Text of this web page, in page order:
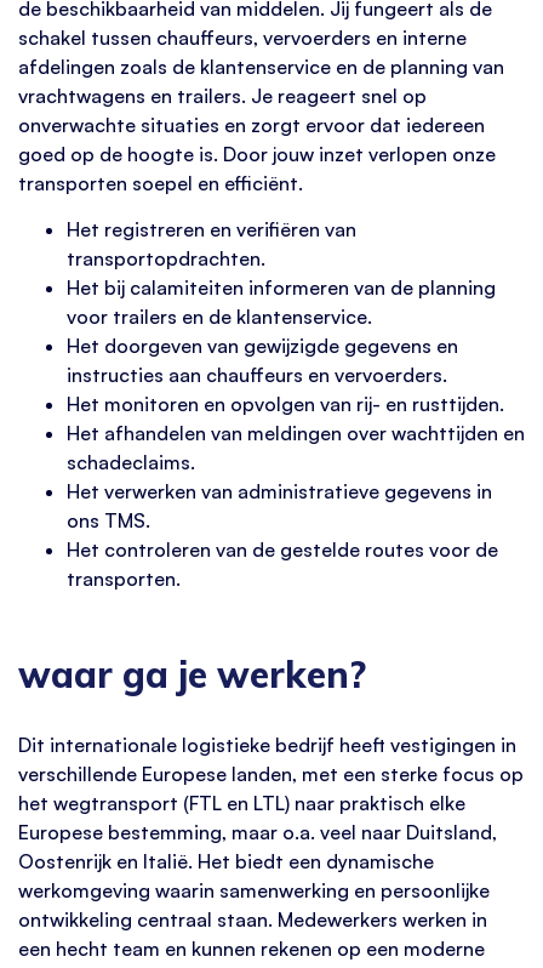
de beschikbaarheid van middelen. Jij fungeert als de
schakel tussen chauffeurs, vervoerders en interne
afdelingen zoals de klantenservice en de planning van
vrachtwagens en trailers. Je reageert snel op
onverwachte situaties en zorgt ervoor dat iedereen
goed op de hoogte is. Door jouw inzet verlopen onze
transporten soepel en efficiënt.
Het registreren en verifiëren van
transportopdrachten.
Het bij calamiteiten informeren van de planning
voor trailers en de klantenservice.
Het doorgeven van gewijzigde gegevens en
instructies aan chauffeurs en vervoerders.
Het monitoren en opvolgen van rij- en rusttijden.
Het afhandelen van meldingen over wachttijden en
schadeclaims.
Het verwerken van administratieve gegevens in
ons TMS.
Het controleren van de gestelde routes voor de
transporten.
waar ga je werken?
Dit internationale logistieke bedrijf heeft vestigingen in
verschillende Europese landen, met een sterke focus op
het wegtransport (FTL en LTL) naar praktisch elke
Europese bestemming, maar o.a. veel naar Duitsland,
Oostenrijk en Italië. Het biedt een dynamische
werkomgeving waarin samenwerking en persoonlijke
ontwikkeling centraal staan. Medewerkers werken in
een hecht team en kunnen rekenen op een moderne